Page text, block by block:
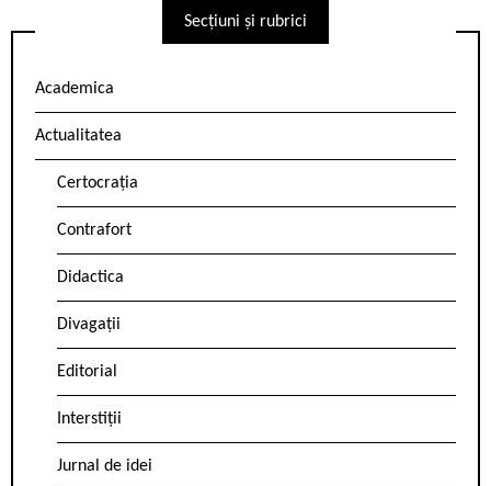
Secțiuni și rubrici
Academica
Actualitatea
Certocrația
Contrafort
Didactica
Divagații
Editorial
Interstiții
Jurnal de idei